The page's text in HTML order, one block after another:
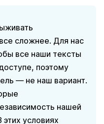
сложнее. Для нас
все наши тексты
поэтому
— не наш вариант.
нашей
условиях